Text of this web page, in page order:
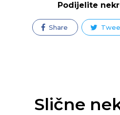
Podijelite
Share
Slične